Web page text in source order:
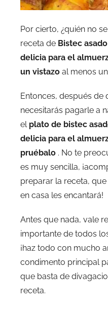
Por cierto, ¿quién no
receta de Bistec
delicia para el
un vistazo al menos
Entonces, después de
necesitarás pagarle a
el plato de bistec
delicia para el
pruébalo . No te
es muy sencilla,
preparar la receta,
en casa les encantará!
Antes que nada, vale
importante de todos
¡haz todo con mucho
condimento principal
que basta de
receta.